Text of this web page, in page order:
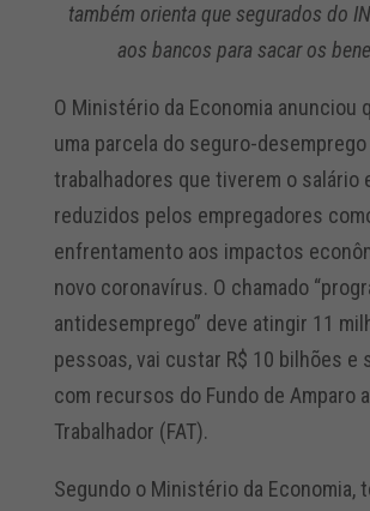
também orienta que segurados do
aos bancos para sacar os
O Ministério da Economia anunciou
uma parcela do seguro-desemprego
trabalhadores que tiverem o salário
reduzidos pelos empregadores
enfrentamento aos impactos
novo coronavírus. O chamado
antidesemprego” deve atingir 11
pessoas, vai custar R$ 10 bilhões e
com recursos do Fundo de Amparo
Trabalhador (FAT).
Segundo o Ministério da Economia,